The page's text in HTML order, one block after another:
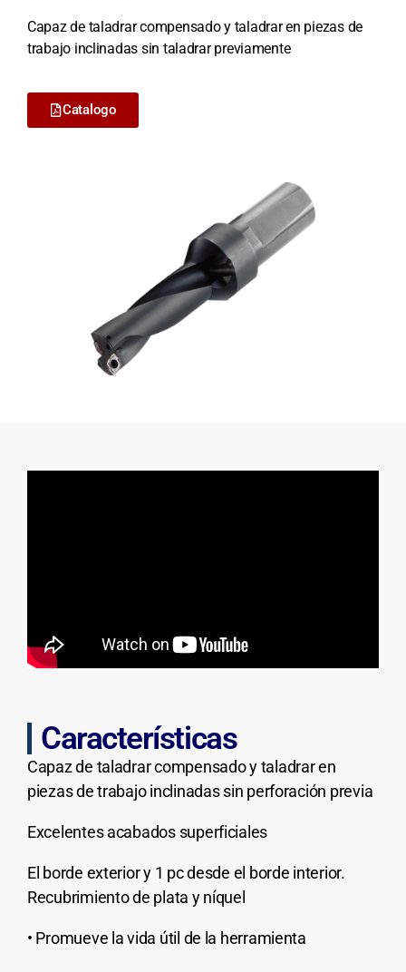
Capaz de taladrar compensado y taladrar en piezas de
trabajo inclinadas sin taladrar previamente
Catalogo
Características
Capaz de taladrar compensado y taladrar en
piezas de trabajo inclinadas sin perforación previa
Excelentes acabados superficiales
El borde exterior y 1 pc desde el borde interior.
Recubrimiento de plata y níquel
• Promueve la vida útil de la herramienta